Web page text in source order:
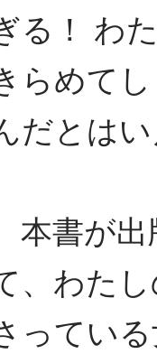
る！ わ
らめて
だとは
本書が出
、わた
ってい